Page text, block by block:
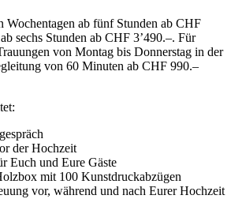
Wochentagen ab fünf Stunden ab CHF
sechs Stunden ab CHF 3’490.–. Für
von Montag bis Donnerstag in der
von 60 Minuten ab CHF 990.–
der Hochzeit
Euch und Eure Gäste
mit 100 Kunstdruckabzügen
vor, während und nach Eurer Hochzeit